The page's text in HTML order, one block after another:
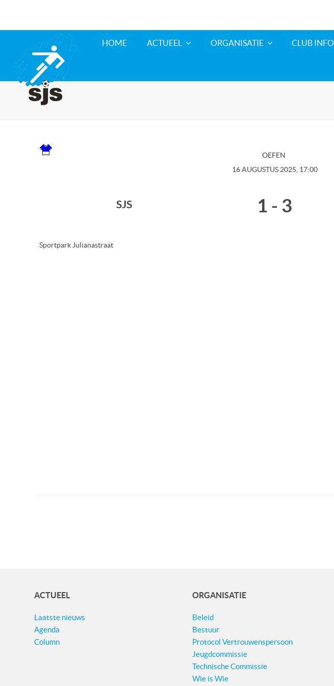
HOME ACTUEEL ORGANISATIE CLUB INFO
OEFEN
16 AUGUSTUS 2025, 17:00
SJS 1 - 3
Sportpark Julianastraat
ACTUEEL
Laatste nieuws
Agenda
Column
ORGANISATIE
Beleid
Bestuur
Protocol Vertrouwenspersoon
Jeugdcommissie
Technische Commissie
Wie is Wie